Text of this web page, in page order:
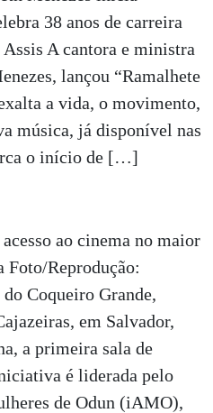
38 anos de carreira
A cantora e ministra
lançou “Ramalhete
a vida, o movimento,
música, já disponível nas
o início de […]
ao cinema no maior
Reprodução:
Coqueiro Grande,
em Salvador,
a primeira sala de
é liderada pelo
de Odun (iAMO),